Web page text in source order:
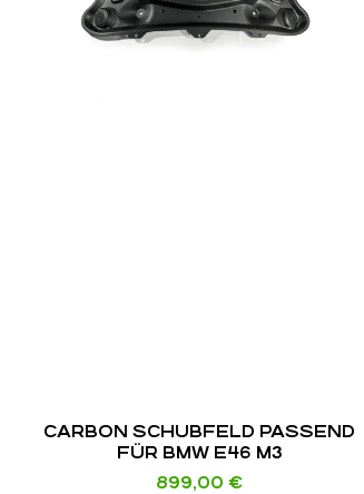
CARBON SCHUBFELD PASSEND
FÜR BMW E46 M3
899,00 €